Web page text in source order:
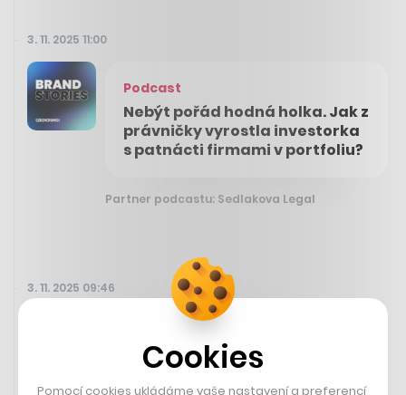
3. 11. 2025 11:00
Podcast
Nebýt pořád hodná holka. Jak z
právničky vyrostla investorka
s patnácti firmami v portfoliu?
Partner podcastu: Sedlakova Legal
3. 11. 2025 09:46
Cookies
Pomocí cookies ukládáme vaše nastavení a preferencí,